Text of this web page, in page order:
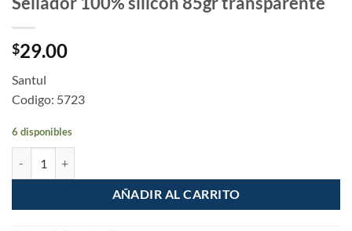
$29.00
Santul
Codigo: 5723
6 disponibles
AÑADIR AL CARRITO